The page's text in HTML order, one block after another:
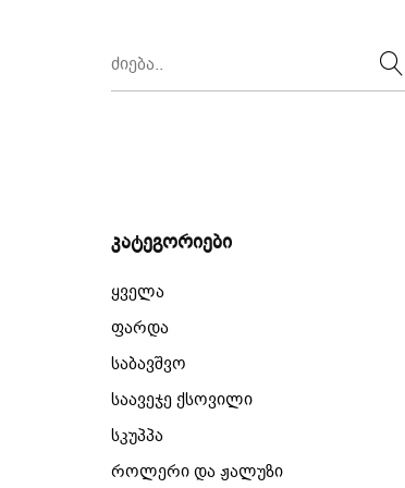
კატეგორიები
ყველა
ფარდა
საბავშვო
საავეჯე ქსოვილი
სკუპპა
როლერი და ჟალუზი